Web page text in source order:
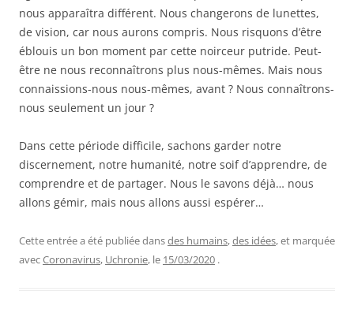
nous apparaîtra différent. Nous changerons de lunettes,
de vision, car nous aurons compris. Nous risquons d’être
éblouis un bon moment par cette noirceur putride. Peut-
être ne nous reconnaîtrons plus nous-mêmes. Mais nous
connaissions-nous nous-mêmes, avant ? Nous connaîtrons-
nous seulement un jour ?
Dans cette période difficile, sachons garder notre
discernement, notre humanité, notre soif d’apprendre, de
comprendre et de partager. Nous le savons déjà… nous
allons gémir, mais nous allons aussi espérer…
Cette entrée a été publiée dansdes humains,des idées, et marquée
avecCoronavirus, Uchronie, le 15/03/2020 .